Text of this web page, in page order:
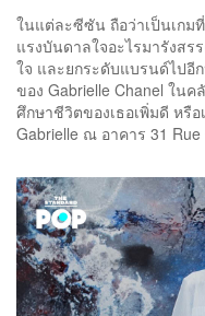
ในแต่ละซีซัน ถือว่าเป็นเกม
แรงบันดาลใจอะไรมารังสร
ใจ และยกระดับแบรนด์ไปอี
ของ Gabrielle Chanel ในค
ศึกษาชีวิตของเธอเพิ่มดี หรื
Gabrielle ณ อาคาร 31